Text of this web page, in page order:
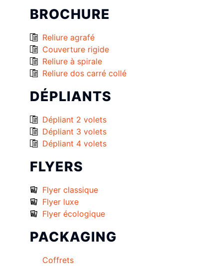
BROCHURE
Reliure agrafé
Couverture rigide
Reliure à spirale
Reliure dos carré collé
DÉPLIANTS
Dépliant 2 volets
Dépliant 3 volets
Dépliant 4 volets
FLYERS
Flyer classique
Flyer luxe
Flyer écologique
PACKAGING
Coffrets